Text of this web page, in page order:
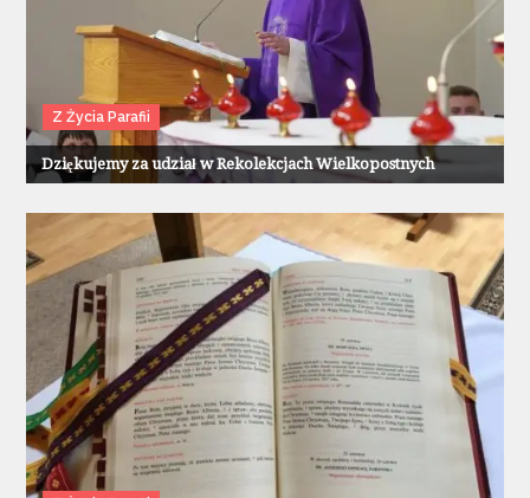
Z Życia Parafii
Dziękujemy za udział w Rekolekcjach Wielkopostnych